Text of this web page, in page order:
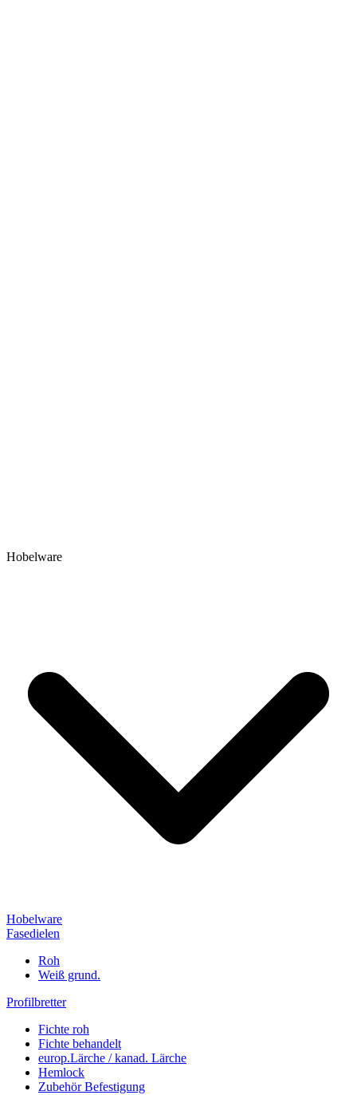
Hobelware
Hobelware
Fasedielen
Roh
Weiß grund.
Profilbretter
Fichte roh
Fichte behandelt
europ.Lärche / kanad. Lärche
Hemlock
Zubehör Befestigung